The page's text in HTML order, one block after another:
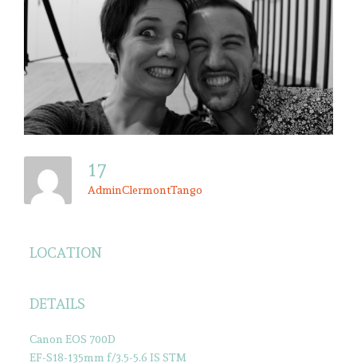
17
AdminClermontTango
LOCATION
DETAILS
Canon EOS 700D
EF-S18-135mm f/3.5-5.6 IS STM